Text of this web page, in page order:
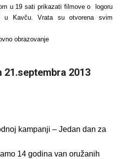
u 19 sati prikazati filmove o logoru
u Kavču. Vrata su otvorena svim
obrazovanje
2013
kampanji – Jedan dan za
14 godina van oružanih